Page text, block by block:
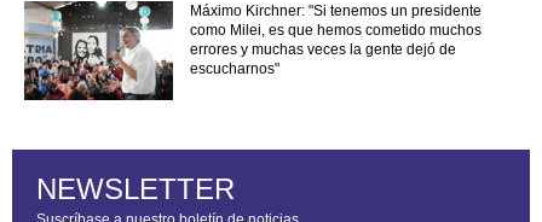
Máximo Kirchner: "Si tenemos un presidente
como Milei, es que hemos cometido muchos
errores y muchas veces la gente dejó de
escucharnos"
NEWSLETTER